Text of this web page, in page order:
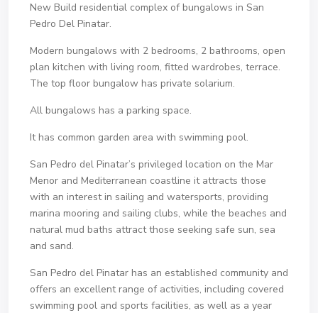
New Build residential complex of bungalows in San
Pedro Del Pinatar.
Modern bungalows with 2 bedrooms, 2 bathrooms, open
plan kitchen with living room, fitted wardrobes, terrace.
The top floor bungalow has private solarium.
All bungalows has a parking space.
It has common garden area with swimming pool.
San Pedro del Pinatar’s privileged location on the Mar
Menor and Mediterranean coastline it attracts those
with an interest in sailing and watersports, providing
marina mooring and sailing clubs, while the beaches and
natural mud baths attract those seeking safe sun, sea
and sand.
San Pedro del Pinatar has an established community and
offers an excellent range of activities, including covered
swimming pool and sports facilities, as well as a year